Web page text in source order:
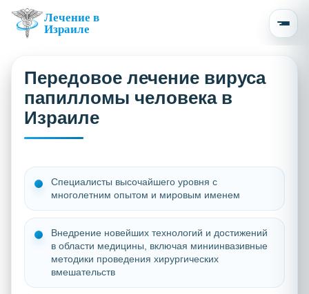
Лечение в
Израиле
Передовое лечение вируса
папилломы человека в
Израиле
Специалисты высочайшего уровня с
многолетним опытом и мировым именем
Внедрение новейших технологий и достижений
в области медицины, включая миниинвазивные
методики проведения хирургических
вмешательств